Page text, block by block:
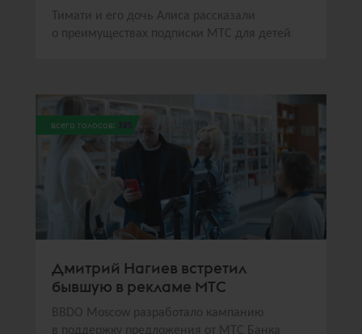
Тимати и его дочь Алиса рассказали
о преимуществах подписки МТС для детей
всего голосов: 325
Дмитрий Нагиев встретил
бывшую в рекламе МТС
BBDO Moscow разработало кампанию
в поддержку предложения от МТС Банка